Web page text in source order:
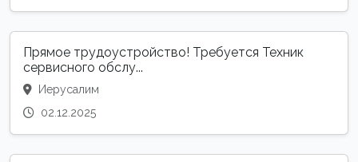
Прямое трудоустройство! Требуется Техник
сервисного обслу...
Иерусалим
02.12.2025